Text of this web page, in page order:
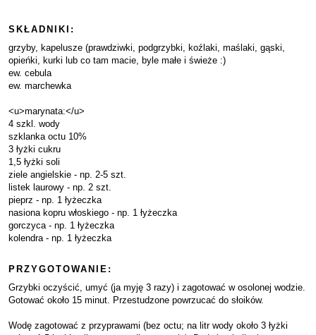
SKŁADNIKI:
grzyby, kapelusze (prawdziwki, podgrzybki, koźlaki, maślaki, gąski,
opieńki, kurki lub co tam macie, byle małe i świeże :)
ew. cebula
ew. marchewka
<u>marynata:</u>
4 szkl. wody
szklanka octu 10%
3 łyżki cukru
1,5 łyżki soli
ziele angielskie - np. 2-5 szt.
listek laurowy - np. 2 szt.
pieprz - np. 1 łyżeczka
nasiona kopru włoskiego - np. 1 łyżeczka
gorczyca - np. 1 łyżeczka
kolendra - np. 1 łyżeczka
PRZYGOTOWANIE:
Grzybki oczyścić, umyć (ja myję 3 razy) i zagotować w osolonej wodzie.
Gotować około 15 minut. Przestudzone powrzucać do słoików.
Wodę zagotować z przyprawami (bez octu; na litr wody około 3 łyżki